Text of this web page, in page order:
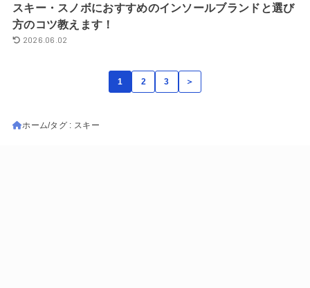
スキー・スノボにおすすめのインソールブランドと選び
方のコツ教えます！
2026.06.02
1 2 3 ＞
ホーム タグ : スキー